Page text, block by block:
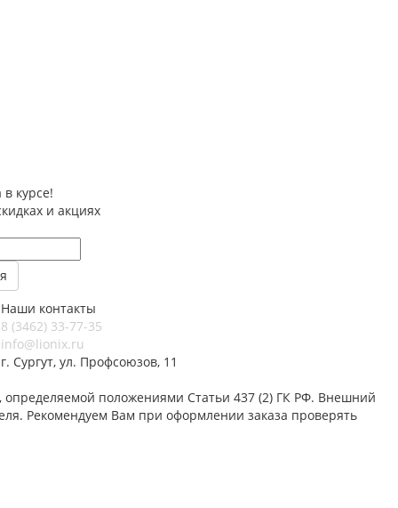
в курсе!
и акциях
Наши контакты
8 (3462) 33-77-35
info@lionix.ru
г. Сургут, ул. Профсоюзов, 11
положениями Статьи 437 (2) ГК РФ. Внешний
Рекомендуем Вам при оформлении заказа проверять